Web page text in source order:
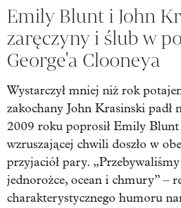
Emily Blunt i John
zaręczyny i ślub w
George'a Clooneya
Wystarczył mniej niż rok
zakochany John Krasinski padł
2009 roku poprosił Emily
wzruszającej chwili doszło w
przyjaciół pary.
jednorożce, ocean i chmury” –
charakterystycznego humoru